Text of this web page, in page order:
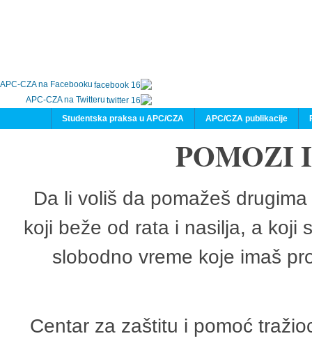
APC-CZA na Facebooku
APC-CZA na Twitteru
APC/CZA publikacije
Studentska praksa u APC/CZA
POMOZI
Da li voliš da pomažeš
koji beže od rata i nasilja, a koji
slobodno vreme koje imaš
Centar za zaštitu i pomoć